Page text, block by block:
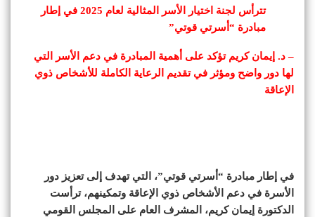
تترأس لجنة اختيار الأسر المثالية لعام 2025 في إطار
مبادرة “أسرتي قوتي”
– د. إيمان كريم تؤكد على أهمية المبادرة في دعم الأسر التي
لها دور واضح ومؤثر في تقديم الرعاية الكاملة للأشخاص ذوي
الإعاقة
في إطار مبادرة “أسرتي قوتي”، التي تهدف إلى تعزيز دور
الأسرة في دعم الأشخاص ذوي الإعاقة وتمكينهم، ترأست
الدكتورة إيمان كريم، المشرف العام على المجلس القومي